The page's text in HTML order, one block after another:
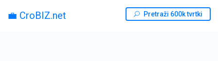
💼 CroBIZ.net Pretraži 600k tvrtki